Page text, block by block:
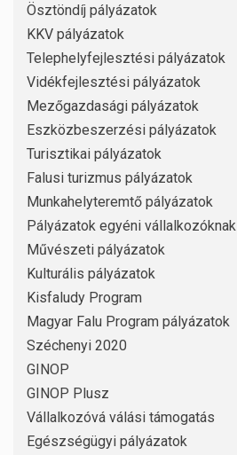
Ösztöndíj pályázatok
KKV pályázatok
Telephelyfejlesztési pályázatok
Vidékfejlesztési pályázatok
Mezőgazdasági pályázatok
Eszközbeszerzési pályázatok
Turisztikai pályázatok
Falusi turizmus pályázatok
Munkahelyteremtő pályázatok
Pályázatok egyéni vállalkozóknak
Művészeti pályázatok
Kulturális pályázatok
Kisfaludy Program
Magyar Falu Program pályázatok
Széchenyi 2020
GINOP
GINOP Plusz
Vállalkozóvá válási támogatás
Egészségügyi pályázatok